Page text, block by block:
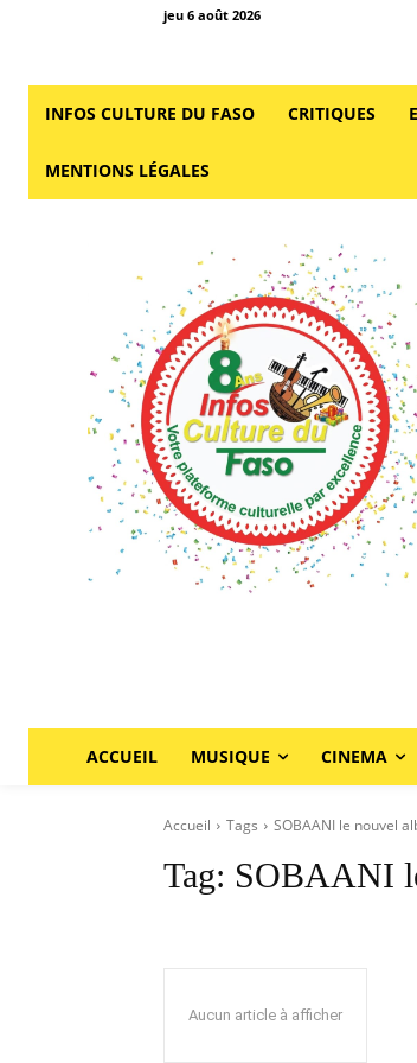
jeu 6 août 2026
INFOS CULTURE DU FASO CRITIQUES
MENTIONS LÉGALES
ACCUEIL MUSIQUE CINEMA
Accueil Tags SOBAANI le nouvel
Tag: SOBAANI
Aucun article à afficher